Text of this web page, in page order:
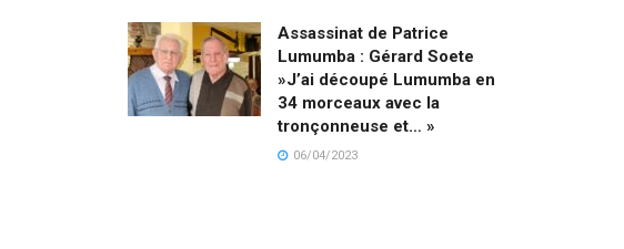
Assassinat de Patrice
Lumumba : Gérard Soete
»J’ai découpé Lumumba en
34 morceaux avec la
tronçonneuse et… »
06/04/2023